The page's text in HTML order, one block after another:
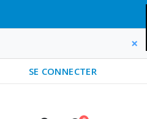
×
SE CONNECTER